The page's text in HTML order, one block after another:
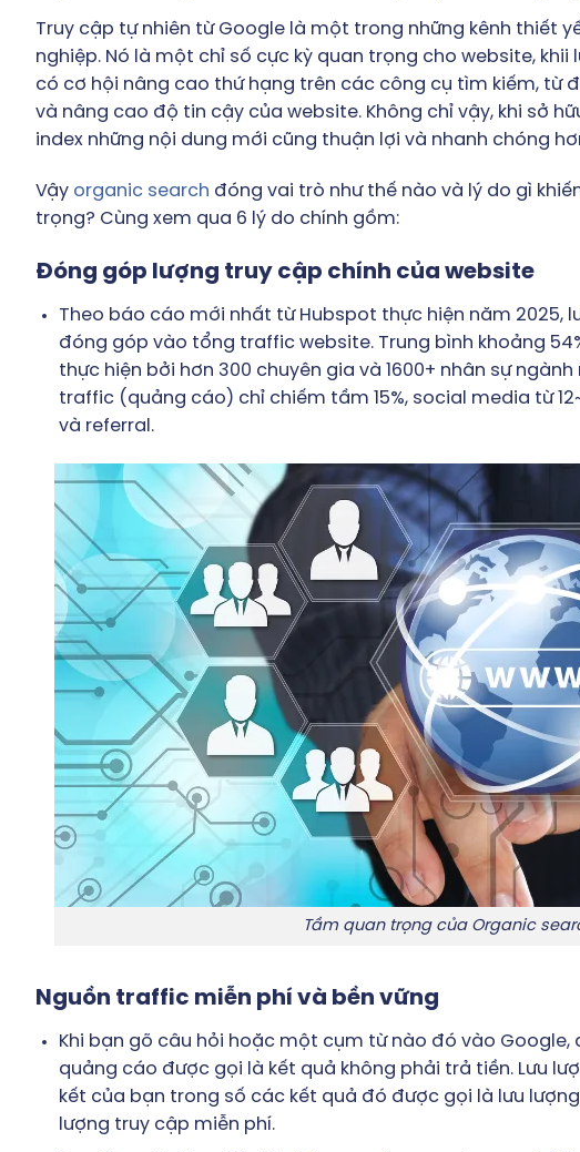
Truy cập tự nhiên từ Google là một trong những kênh thiết
nghiệp. Nó là một chỉ số cực kỳ quan trọng cho website,
có cơ hội nâng cao thứ hạng trên các công cụ tìm kiếm, từ
và nâng cao độ tin cậy của website. Không chỉ vậy, khi sở
index những nội dung mới cũng thuận lợi và nhanh chóng
Vậy organic search đóng vai trò như thế nào và lý do gì
trọng? Cùng xem qua 6 lý do chính gồm:
Đóng góp lượng truy cập chính của website
Theo báo cáo mới nhất từ Hubspot thực hiện năm 2025,
đóng góp vào tổng traffic website. Trung bình khoảng
thực hiện bởi hơn 300 chuyên gia và 1600+ nhân sự
traffic (quảng cáo) chỉ chiếm tầm 15%, social media từ
và referral.
Tầm quan trọng của Organic
Nguồn traffic miễn phí và bền vững
Khi bạn gõ câu hỏi hoặc một cụm từ nào đó vào Google,
quảng cáo được gọi là kết quả không phải trả tiền. Lưu
kết của bạn trong số các kết quả đó được gọi là lưu
lượng truy cập miễn phí.